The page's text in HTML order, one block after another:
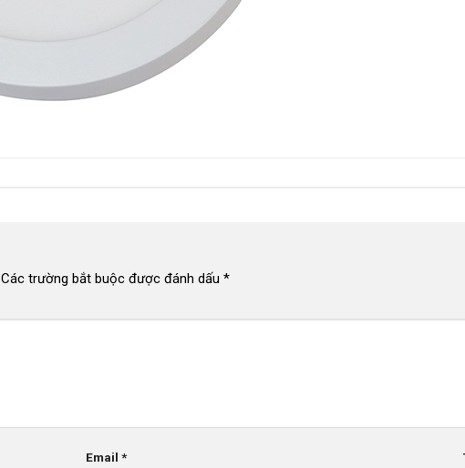
Các trường bắt buộc được đánh dấu *
Email*